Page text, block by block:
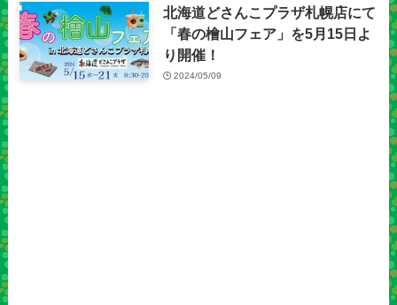
北海道どさんこプラザ札幌店にて
「春の檜山フェア」を5月15日よ
り開催！
2024/05/09